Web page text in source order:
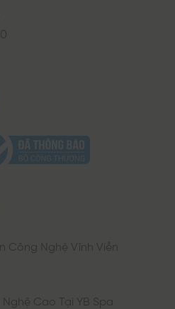
Công Nghệ Vĩnh Viễn
Cao Tại YB Spa